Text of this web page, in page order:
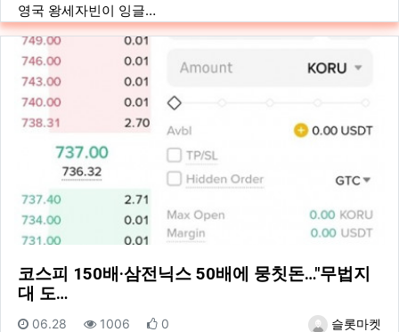
영국 왕세자빈이 잉글…
코스피 150배·삼전닉스 50배에 뭉칫돈…"무법지
대 도…
등록자슬롯마켓
등록일
06.28 조회
1006 추천
0